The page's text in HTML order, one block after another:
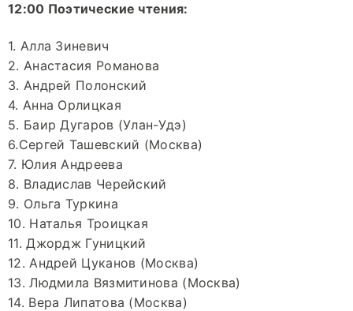
12:00 Поэтические чтения:
1. Алла Зиневич
2. Анастасия Романова
3. Андрей Полонский
4. Анна Орлицкая
5. Баир Дугаров (Улан-Удэ)
6.Сергей Ташевский (Москва)
7. Юлия Андреева
8. Владислав Черейский
9. Ольга Туркина
10. Наталья Троицкая
11. Джордж Гуницкий
12. Андрей Цуканов (Москва)
13. Людмила Вязмитинова (Москва)
14. Вера Липатова (Москва)